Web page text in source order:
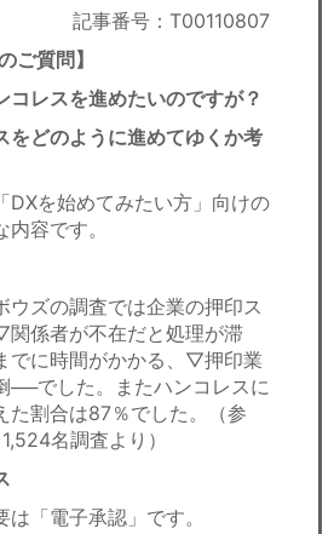
記事番号：T00110807
質問】
コレスを進めたいのですが？
をどのように進めてゆくか考
を始めてみたい方」向けの
容です。
ズの調査では企業の押印ス
関係者が不在だと処理が滞
でに時間がかかる、▽押印業
──でした。またハンコレスに
た割合は87％でした。（参
名調査より）
「電子承認」です。